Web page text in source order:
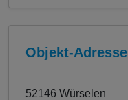
Objekt-Adresse
52146 Würselen